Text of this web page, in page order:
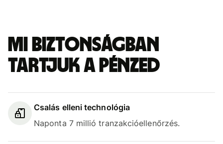
Mi biztonságban
tartjuk a pénzed
Csalás elleni technológia
Naponta 7 millió tranzakcióellenőrzés.